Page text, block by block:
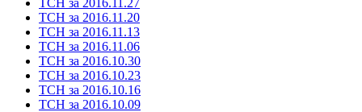
ТСН за 2016.11.20
ТСН за 2016.11.13
ТСН за 2016.11.06
ТСН за 2016.10.30
ТСН за 2016.10.23
ТСН за 2016.10.16
ТСН за 2016.10.09